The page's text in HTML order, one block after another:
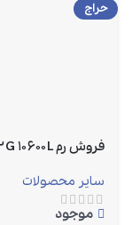
حراج
فروش رم ۳۲G ۱۰۶۰۰L
سایر محصولات
موجود